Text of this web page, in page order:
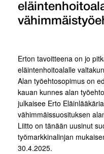
Erton tavoitteena on jo
eläintenhoitoalalle
Alan työehtosopimus on
kauan kunnes alan
julkaisee Erto
vähimmäissuosituksen
Liitto on tänään uusinut
työmarkkinalinjan
30.4.2025.